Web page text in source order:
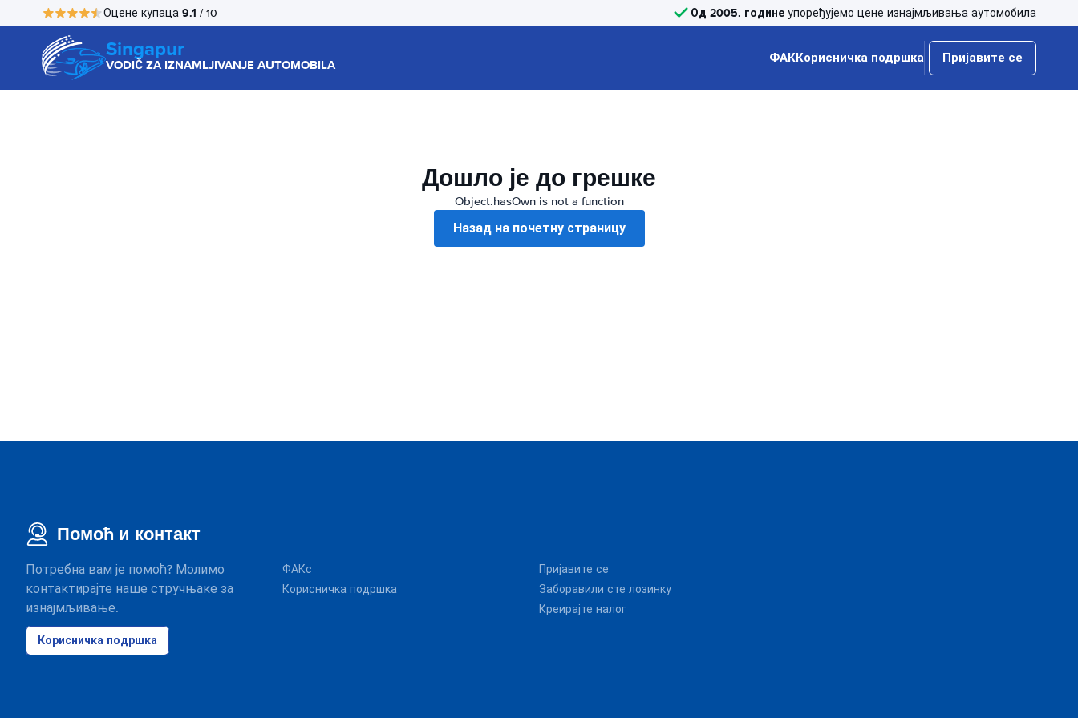
Оцене купаца 9.1 / 10 Од 2005. године упоређујемо цене изнајмљивања аутомобила
Singapur
VODIČ ZA IZNAMLJIVANJE AUTOMOBILA ФАККорисничка подршка Пријавите се
Дошло је до грешке
Object.hasOwn is not a function
Назад на почетну страницу
Помоћ и контакт
Потребна вам је помоћ? Молимо
контактирајте наше стручњаке за
изнајмљивање.
Корисничка подршка
ФАКс
Корисничка подршка
Пријавите се
Заборавили сте лозинку
Креирајте налог